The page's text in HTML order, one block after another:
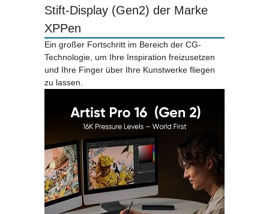
Stift-Display (Gen2) der Marke
XPPen
Ein großer Fortschritt im Bereich der CG-
Technologie, um Ihre Inspiration freizusetzen
und Ihre Finger über Ihre Kunstwerke fliegen
zu lassen.